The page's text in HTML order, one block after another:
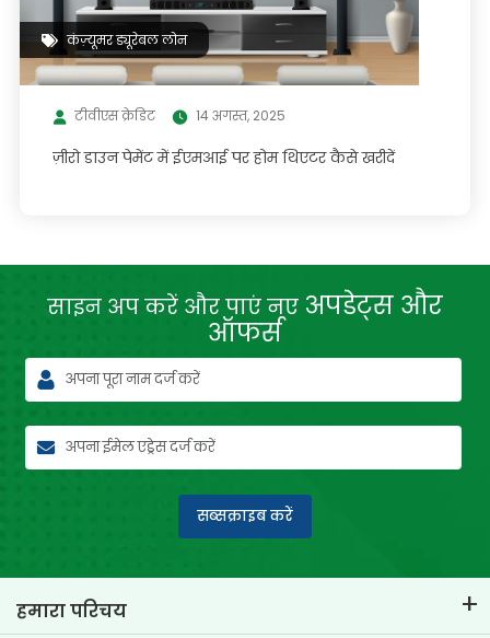
कंज़्यूमर ड्यूरेबल लोन
टीवीएस क्रेडिट 14 अगस्त, 2025
ज़ीरो डाउन पेमेंट में ईएमआई पर होम थिएटर कैसे खरीदें
साइन अप करें और पाएं नए अपडेट्स और
ऑफर्स
सब्सक्राइब करें
हमारा परिचय